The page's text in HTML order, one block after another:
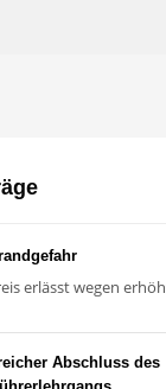
erlässt wegen
Abschluss des